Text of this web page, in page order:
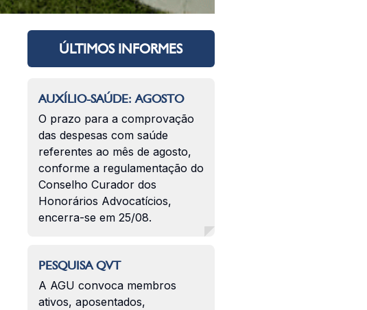
ÚLTIMOS INFORMES
AUXÍLIO-SAÚDE: AGOSTO
O prazo para a comprovação
das despesas com saúde
referentes ao mês de agosto,
conforme a regulamentação do
Conselho Curador dos
Honorários Advocatícios,
encerra-se em 25/08.
PESQUISA QVT
A AGU convoca membros
ativos, aposentados,